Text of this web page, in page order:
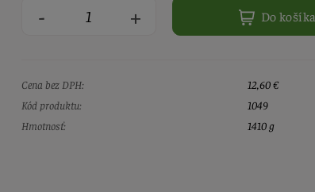
- + Do košíka
Cena bez DPH:
12,60 €
Kód produktu:
1049
Hmotnosť:
1410 g